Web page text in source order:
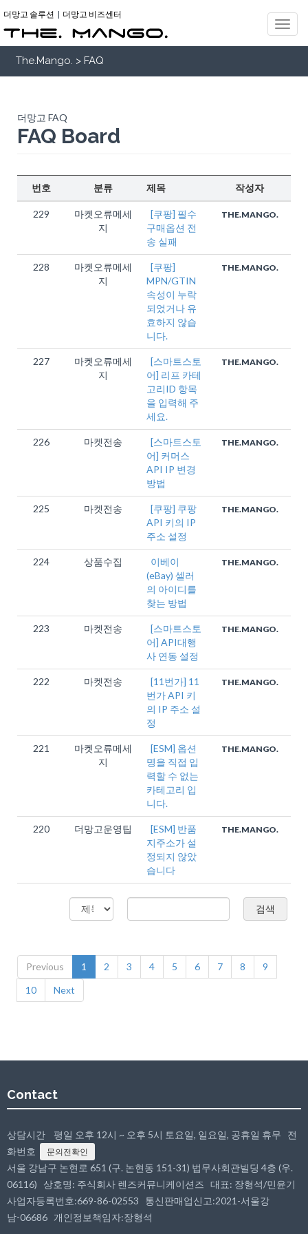
더망고 솔루션 | 더망고 비즈센터
The.Mango. > FAQ
더망고 FAQ
FAQ Board
번호 분류 제목 작성자
229
마켓오류메세
지
[쿠팡] 필수
구매옵션 전
송 실패
THE.MANGO.
228
마켓오류메세
지
[쿠팡]
MPN/GTIN
속성이 누락
되었거나 유
효하지 않습
니다.
THE.MANGO.
227
마켓오류메세
지
[스마트스토
어] 리프 카테
고리ID 항목
을 입력해 주
세요.
THE.MANGO.
226 마켓전송
[스마트스토
어] 커머스
API IP 변경
방법
THE.MANGO.
225 마켓전송
[쿠팡] 쿠팡
API 키의 IP
주소 설정
THE.MANGO.
224 상품수집
이베이
(eBay) 셀러
의 아이디를
찾는 방법
THE.MANGO.
223 마켓전송
[스마트스토
어] API대행
사 연동 설정
THE.MANGO.
222 마켓전송
[11번가] 11
번가 API 키
의 IP 주소 설
정
THE.MANGO.
221
마켓오류메세
지
[ESM] 옵션
명을 직접 입
력할 수 없는
카테고리 입
니다.
THE.MANGO.
220 더망고운영팁
[ESM] 반품
지주소가 설
정되지 않았
습니다
THE.MANGO.
검색
Previous 1 2 3 4 5 6 7 8
9
10
Next
Contact
상담시간 평일 오후 12시 ~ 오후 5시 토요일, 일요일, 공휴일 휴무 전
화번호
문의전확인
서울 강남구 논현로 651 (구. 논현동 151-31) 법무사회관빌딩 4층 (우.
06116) 상호명: 주식회사 렌즈커뮤니케이션즈 대표: 장형석/민윤기
사업자등록번호:669-86-02553 통신판매업신고:2021-서울강
남-06686 개인정보책임자:장형석